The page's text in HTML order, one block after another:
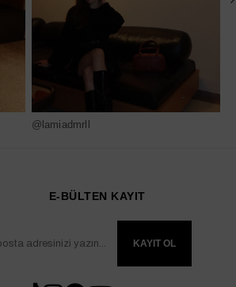
@lamiadmrll
E-BÜLTEN KAYIT
KAYIT OL